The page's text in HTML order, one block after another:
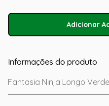
Adicionar
Informações do produto
Fantasia Ninja Longo